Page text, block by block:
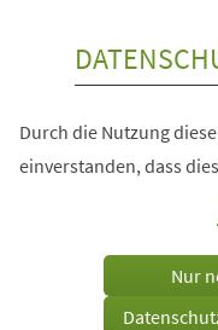
Durch die Nutzung
einverstanden, dass
Nur